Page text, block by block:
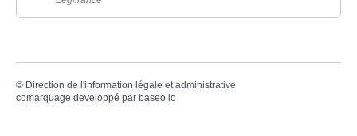
© Direction de l'information légale et administrative
comarquage developpé par baseo.io